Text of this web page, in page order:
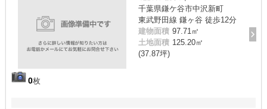
0枚
千葉県鎌ケ谷市中沢新町
東武野田線 鎌ヶ谷 徒歩12分
建物面積 97.71㎡
土地面積 125.20㎡
(37.87坪)